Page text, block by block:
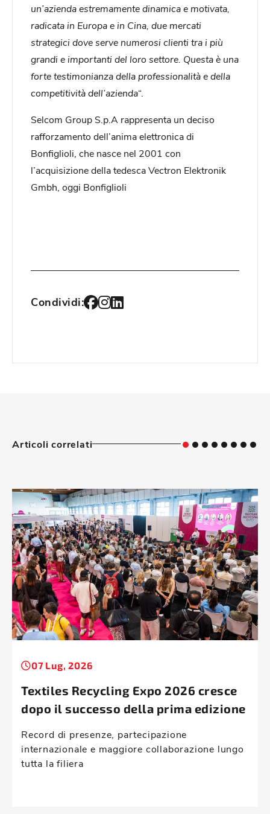
un’azienda estremamente dinamica e motivata,
radicata in Europa e in Cina, due mercati
strategici dove serve numerosi clienti tra i più
grandi e importanti del loro settore. Questa è una
forte testimonianza della professionalità e della
competitività dell’azienda“.
Selcom Group S.p.A rappresenta un deciso
rafforzamento dell’anima elettronica di
Bonfiglioli, che nasce nel 2001 con
l’acquisizione della tedesca Vectron Elektronik
Gmbh, oggi Bonfiglioli
Condividi:
Articoli correlati
07 Lug, 2026
Textiles Recycling Expo 2026 cresce
dopo il successo della prima edizione
Record di presenze, partecipazione
internazionale e maggiore collaborazione lungo
tutta la filiera